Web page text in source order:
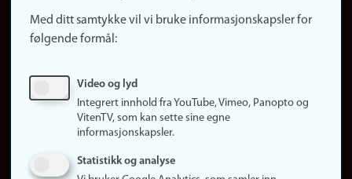
Finn studier
Ledige stillinger
Med ditt samtykke vil vi bruke informasjonskapsler for
følgende formål:
Video og lyd
Integrert innhold fra YouTube, Vimeo, Panopto og
VitenTV, som kan sette sine egne
informasjonskapsler.
Statistikk og analyse